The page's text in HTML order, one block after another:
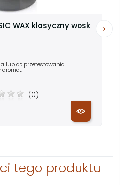
WAX klasyczny wosk
lub do przetestowania.
aromat.
(0)
tego produktu